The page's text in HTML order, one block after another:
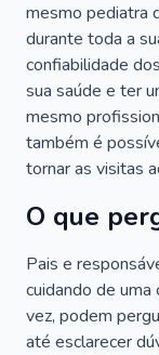
mesmo pediatra
durante toda a
confiabilidade
sua saúde e ter
mesmo
também é
tornar as visitas
O que
Pais e
cuidando de uma
vez, podem
até esclarecer